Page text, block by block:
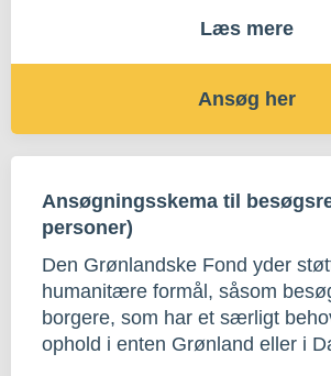
Læs mere
Ansøg her
Ansøgningsskema til
personer)
Den Grønlandske Fond yder
humanitære formål, såsom
borgere, som har et særligt
ophold i enten Grønland eller i